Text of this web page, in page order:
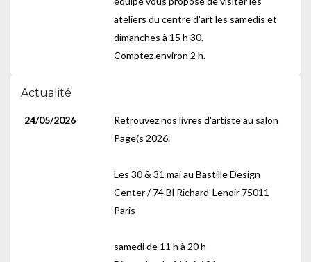
ateliers du centre d'art les samedis et
dimanches à 15 h 30.
Comptez environ 2 h.
Actualité
24/05/2026
Retrouvez nos livres d'artiste au salon
Page(s 2026.
Les 30 & 31 mai au Bastille Design
Center / 74 Bl Richard-Lenoir 75011
Paris
samedi de 11 h à 20 h